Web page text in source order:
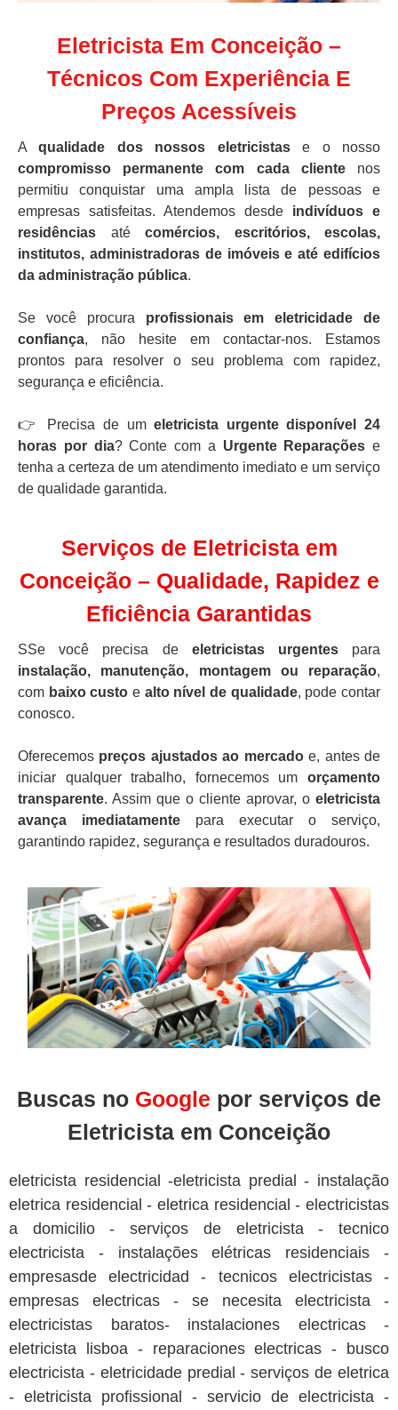
Eletricista Em Conceição –
Técnicos Com Experiência E
Preços Acessíveis
Aqualidade dos nossos eletricistase o nosso
compromisso permanente com cada clientenos
permitiu conquistar uma ampla lista de pessoas e
empresas satisfeitas. Atendemos desde indivíduos e
residências até comércios, escritórios, escolas,
institutos, administradoras de imóveis e até edifícios
da administração pública.
Se você procura profissionais em eletricidade de
confiança, não hesite em contactar-nos. Estamos
prontos para resolver o seu problema com rapidez,
segurança e eficiência.
👉 Precisa de umeletricista urgente disponível 24
horas por dia? Conte com a Urgente Reparações e
tenha a certeza de um atendimento imediato e um serviço
de qualidade garantida.
Serviços de Eletricista em
Conceição – Qualidade, Rapidez e
Eficiência Garantidas
SSe você precisa de eletricistas urgentespara
instalação, manutenção, montagem ou reparação,
com baixo custo e alto nível de qualidade, pode contar
conosco.
Oferecemos preços ajustados ao mercadoe, antes de
iniciar qualquer trabalho, fornecemos um orçamento
transparente. Assim que o cliente aprovar, o eletricista
avança imediatamente para executar o serviço,
garantindo rapidez, segurança e resultados duradouros.
Buscas no Google por serviços de
Eletricista em Conceição
eletricista residencial -eletricista predial - instalação
eletrica residencial - eletrica residencial - electricistas
a domicilio - serviços de eletricista - tecnico
electricista - instalações elétricas residenciais -
empresasde electricidad - tecnicos electricistas -
empresas electricas - se necesita electricista -
electricistas baratos- instalaciones electricas -
eletricista lisboa - reparaciones electricas - busco
electricista - eletricidade predial - serviços de eletrica
- eletricista profissional - servicio de electricista -